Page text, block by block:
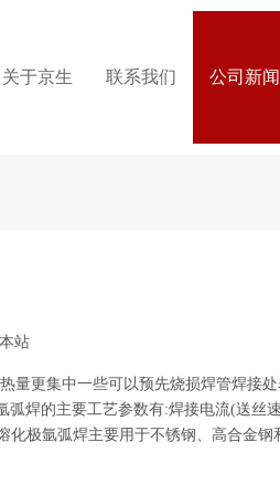
关于京生 联系我们 公司新闻
本站
量更集中一些可以预先烧损焊管焊接
焊的主要工艺参数有:焊接电流(送丝
极氩弧焊主要用于不锈钢、高合金钢